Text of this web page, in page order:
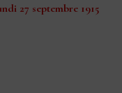
27 septembre 1915